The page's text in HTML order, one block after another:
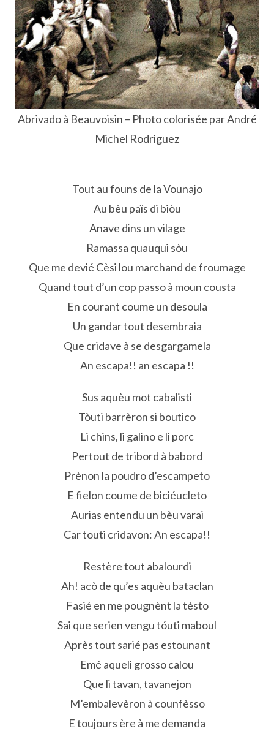
Abrivado à Beauvoisin – Photo colorisée par André
Michel Rodriguez
Tout au founs de la Vounajo
Au bèu païs di biòu
Anave dins un vilage
Ramassa quauqui sòu
Que me devié Cèsi lou marchand de froumage
Quand tout d’un cop passo à moun cousta
En courant coume un desoula
Un gandar tout desembraia
Que cridave à se desgargamela
An escapa!! an escapa !!
Sus aquèu mot cabalisti
Tòuti barrèron si boutico
Li chins, li galino e li porc
Pertout de tribord à babord
Prènon la poudro d’escampeto
E fielon coume de biciéucleto
Aurias entendu un bèu varai
Car touti cridavon: An escapa!!
Restère tout abalourdi
Ah! acò de qu’es aquèu bataclan
Fasié en me pougnènt la tèsto
Sai que serien vengu tóuti maboul
Après tout sarié pas estounant
Emé aqueli grosso calou
Que li tavan, tavanejon
M’embalevèron à counfèsso
E toujours ère à me demanda